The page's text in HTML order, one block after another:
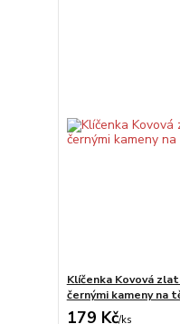
Klíčenka Kovová
černými kameny na
179 Kč/ks